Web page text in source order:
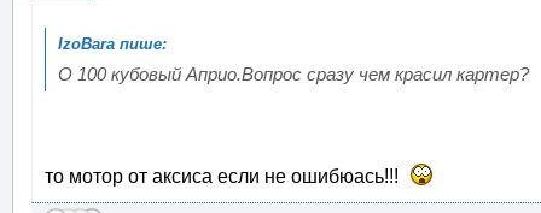
О 100 кубовый Априо.Вопрос сразу чем красил картер?
то мотор от аксиса если не ошибюась!!!